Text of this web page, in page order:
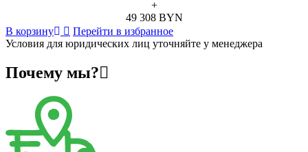
+
49 308 BYN
В корзину
Перейти в избранное
Условия для юридических лиц уточняйте у менеджера
Почему мы?